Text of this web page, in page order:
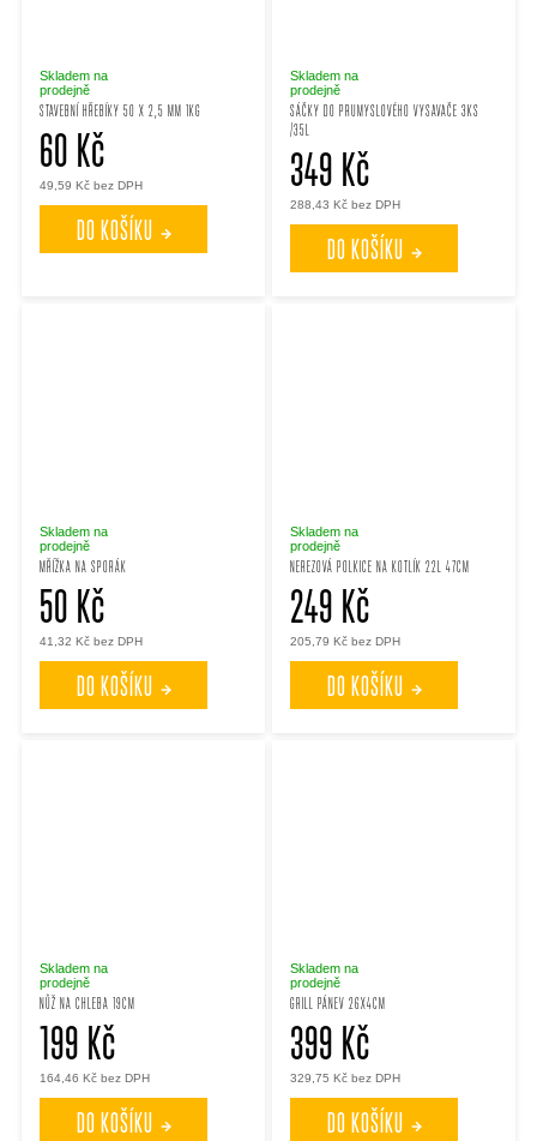
STAVEBNÍ HŘEBÍKY 50 X 2,5 MM 1KG
Skladem na
prodejně
49,59 Kč bez DPH
60 Kč
DO KOŠÍKU
SÁČKY DO PRUMYSLOVÉHO VYSAVAČE 3KS
/35L
Skladem na
prodejně
288,43 Kč bez DPH
349 Kč
DO KOŠÍKU
MŘÍŽKA NA SPORÁK
Skladem na
prodejně
41,32 Kč bez DPH
50 Kč
DO KOŠÍKU
NEREZOVÁ POLKICE NA KOTLÍK 22L 47CM
Skladem na
prodejně
205,79 Kč bez DPH
249 Kč
DO KOŠÍKU
NŮŽ NA CHLEBA 19CM
Skladem na
prodejně
164,46 Kč bez DPH
199 Kč
DO KOŠÍKU
GRILL PÁNEV 26X4CM
Skladem na
prodejně
329,75 Kč bez DPH
399 Kč
DO KOŠÍKU